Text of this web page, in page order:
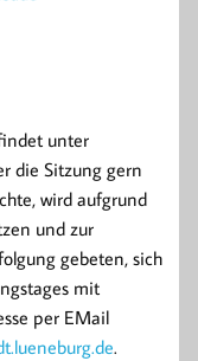
unter
die Sitzung gern
wird aufgrund
und zur
gebeten, sich
mit
per EMail
.